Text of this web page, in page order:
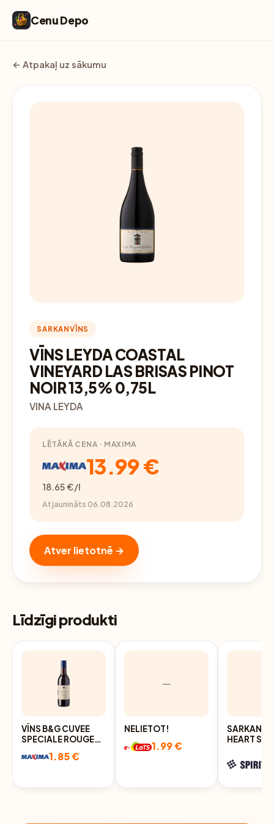
Cenu Depo
← Atpakaļ uz sākumu
SARKANVĪNS
VĪNS LEYDA COASTAL
VINEYARD LAS BRISAS PINOT
NOIR 13,5% 0,75L
VINA LEYDA
LĒTĀKĀ CENA · MAXIMA
13.99 €
18.65 €/l
Atjaunināts 06.08.2026
Atver lietotnē →
Līdzīgi produkti
VĪNS B&G CUVEE
SPECIALE ROUGE
1.85 €
—
NELIETOT!
1.99 €
HEART
L